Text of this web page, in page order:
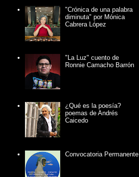
"Crónica de una palabra
diminuta" por Mónica
Cabrera López
"La Luz" cuento de
Ronnie Camacho Barrón
¿Qué es la poesía?
poemas de Andrés
Caicedo
Convocatoria Permanente